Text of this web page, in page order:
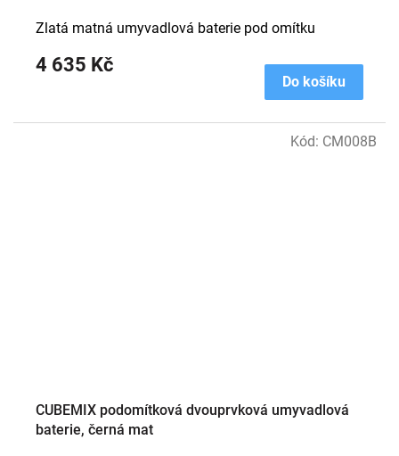
4 635 Kč
Do košíku
Zlatá matná umyvadlová baterie pod omítku
CUBEMIX podomítková dvouprvková umyvadlová
baterie, černá mat
Kód: CM008B